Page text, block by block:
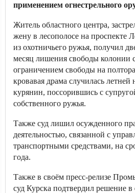
применением огнестрельного
Житель областного центра,
жену в лесополосе на проспекте
из охотничьего ружья, получил
месяц лишения свободы колонии
ограничением свободы на
кровавая драма случилась
курянин, поссорившись с
собственного ружья.
Также суд лишил осужденного
деятельностью, связанной с
транспортными средствами, на
года.
Также в своём пресс-релизе
суд Курска подтвердил решение